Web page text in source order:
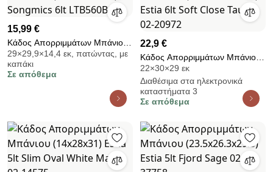
15,99 €
Κάδος Απορριμμάτων Μπάνιου
(29.9x14.4x29) Songmics 6lt
LTB560B05
29×29,9×14,4 εκ, πατώντας, με
καπάκι
Σε απόθεμα
22,9 €
Κάδος Απορριμμάτων Μπάνιου
(24.1x21.3x31.6) Estia 6lt Soft
Close Taupe 02-20972
22×30×29 εκ
Διαθέσιμα στα ηλεκτρονικά
καταστήματα 3
Σε απόθεμα